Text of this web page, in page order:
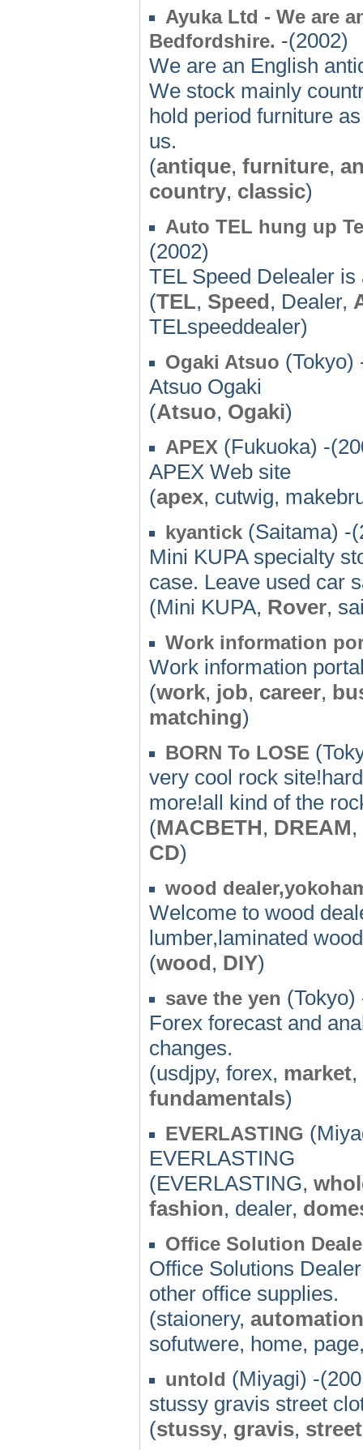
Ayuka Ltd - We are
Bedfordshire. -(2002)
We are an English
We stock mainly
hold period furniture
us.
(antique, furniture,
country, classic)
Auto TEL hung up
(2002)
TEL Speed Delealer
(TEL, Speed, Dealer,
TELspeeddealer)
Ogaki Atsuo (Tokyo)
Atsuo Ogaki
(Atsuo, Ogaki)
APEX (Fukuoka) -
APEX Web site
(apex, cutwig,
kyantick (Saitama) -
Mini KUPA specialty
case. Leave used car
(Mini KUPA, Rover,
Work information
Work information
(work, job, career,
matching)
BORN To LOSE
very cool rock
more!all kind of the
(MACBETH, DREAM,
CD)
wood
Welcome to wood
lumber,laminated
(wood, DIY)
save the yen (Tokyo)
Forex forecast and
changes.
(usdjpy, forex, market
fundamentals)
EVERLASTING
EVERLASTING
(EVERLASTING,
fashion, dealer,
Office Solution
Office Solutions
other office supplies.
(staionery, automation
sofutwere, home,
untold (Miyagi) -
stussy gravis street
(stussy, gravis, street